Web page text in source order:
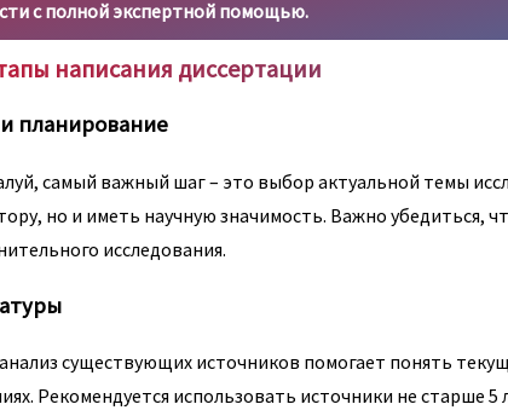
с полной экспертной помощью.
написания диссертации
планирование
самый важный шаг – это выбор актуальной темы
но и иметь научную значимость. Важно убедиться,
исследования.
существующих источников помогает понять
Рекомендуется использовать источники не старше